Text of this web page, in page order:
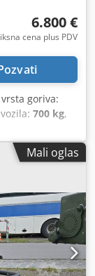
6.800 €
cena plus PDV
vrsta goriva:
700 kg,
hodnog
h unapred,
generator za
uređaj
(modula za
GTS,
pri 230 V: 4–5
Mali oglas